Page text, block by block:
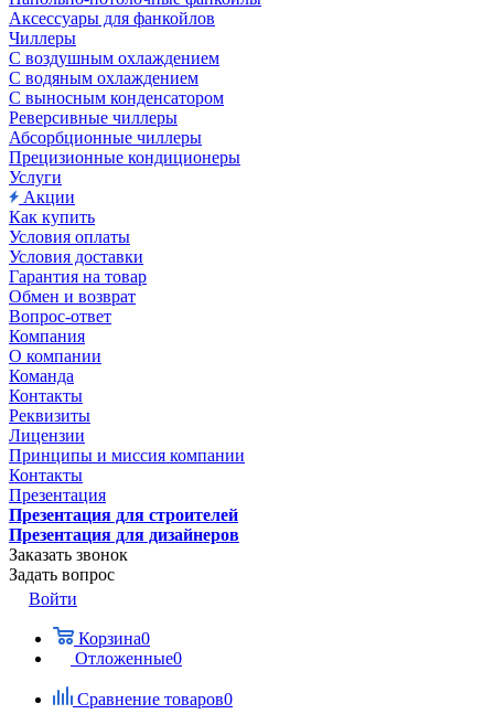
Аксессуары для фанкойлов
Чиллеры
С воздушным охлаждением
С водяным охлаждением
С выносным конденсатором
Реверсивные чиллеры
Абсорбционные чиллеры
Прецизионные кондиционеры
Услуги
Акции
Как купить
Условия оплаты
Условия доставки
Гарантия на товар
Обмен и возврат
Вопрос-ответ
Компания
О компании
Команда
Контакты
Реквизиты
Лицензии
Принципы и миссия компании
Контакты
Презентация
Презентация для строителей
Презентация для дизайнеров
Заказать звонок
Задать вопрос
Войти
Корзина0
Отложенные0
Сравнение товаров0